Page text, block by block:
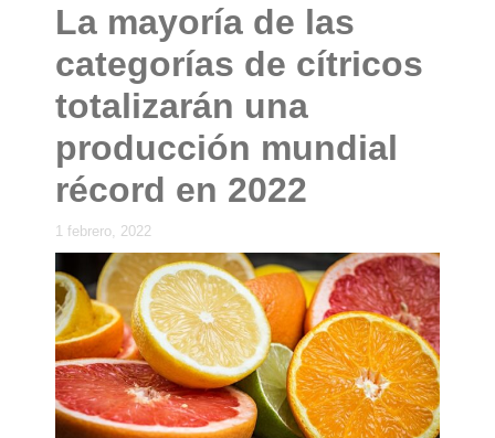
La mayoría de las
categorías de cítricos
totalizarán una
producción mundial
récord en 2022
1 febrero, 2022